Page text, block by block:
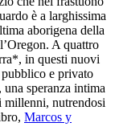
è a larghissima
aborigena della
A quattro
in questi nuovi
e privato
speranza intima
millenni, nutrendosi
Marcos y